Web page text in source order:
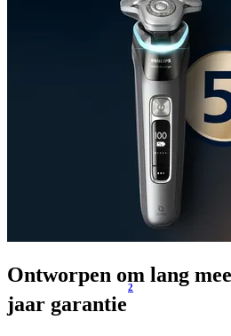
Ontworpen om lang
jaar garantie
2